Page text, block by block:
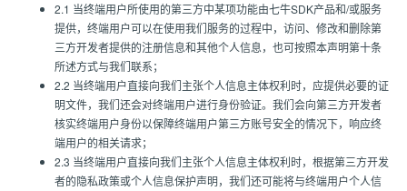
2.1 当终端用户所使用的第三方中某项功能由七牛SDK产品和/或服务
提供，终端用户可以在使用我们服务的过程中，访问、修改和删除第
三方开发者提供的注册信息和其他个人信息，也可按照本声明第十条
所述方式与我们联系；
2.2 当终端用户直接向我们主张个人信息主体权利时，应提供必要的证
明文件，我们还会对终端用户进行身份验证。我们会向第三方开发者
核实终端用户身份以保障终端用户第三方账号安全的情况下，响应终
端用户的相关请求；
2.3 当终端用户直接向我们主张个人信息主体权利时，根据第三方开发
者的隐私政策或个人信息保护声明，我们还可能将与终端用户个人信